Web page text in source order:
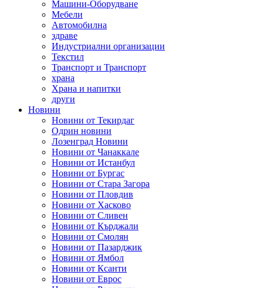
Машини-Оборудване
Мебели
Автомобилна
здраве
Индустриални организации
Текстил
Транспорт и Транспорт
храна
Храна и напитки
други
Новини
Новини от Текирдаг
Одрин новини
Лозенград Новини
Новини от Чанаккале
Новини от Истанбул
Новини от Бургас
Новини от Стара Загора
Новини от Пловдив
Новини от Хасково
Новини от Сливен
Новини от Кърджали
Новини от Смолян
Новини от Пазарджик
Новини от Ямбол
Новини от Ксанти
Новини от Еврос